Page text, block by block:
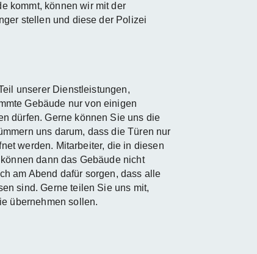
kommt, können wir mit der
stellen und diese der Polizei
unserer Dienstleistungen,
Gebäude nur von einigen
dürfen. Gerne können Sie uns die
uns darum, dass die Türen nur
werden. Mitarbeiter, die in diesen
dann das Gebäude nicht
am Abend dafür sorgen, dass alle
sind. Gerne teilen Sie uns mit,
übernehmen sollen.